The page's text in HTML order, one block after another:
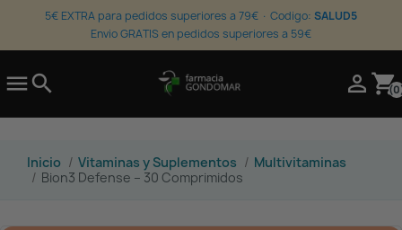
5€ EXTRA para pedidos superiores a 79€ · Codigo: SALUD5
Envio GRATIS en pedidos superiores a 59€
search  shopping_cart
Inicio Vitaminas y Suplementos
Multivitaminas
Bion3 Defense – 30 Comprimidos